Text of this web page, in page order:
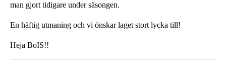
man gjort tidigare under säsongen.
En häftig utmaning och vi önskar laget stort lycka till!
Heja BoIS!!